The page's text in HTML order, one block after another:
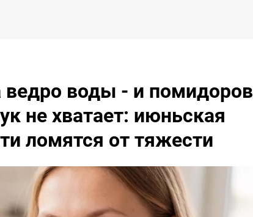
воды - и помидоров
не хватает: июньская
ломятся от тяжести